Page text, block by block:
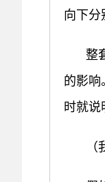
向下分
整
的影响
时就说